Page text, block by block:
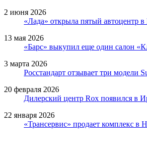
2 июня 2026
«Лада» открыла пятый автоцентр
13 мая 2026
«Барс» выкупил еще один салон
3 марта 2026
Росстандарт отзывает три модели
20 февраля 2026
Дилерский центр Rox появился в
22 января 2026
«Трансервис» продает комплекс в